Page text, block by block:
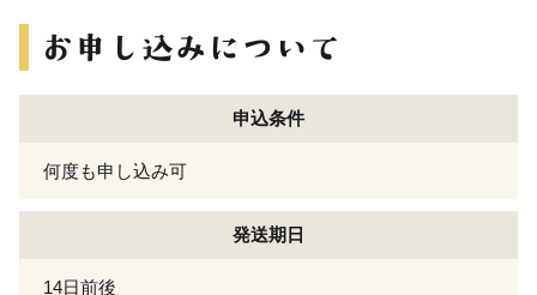
申込条件
何度も申し込み可
発送期日
14日前後